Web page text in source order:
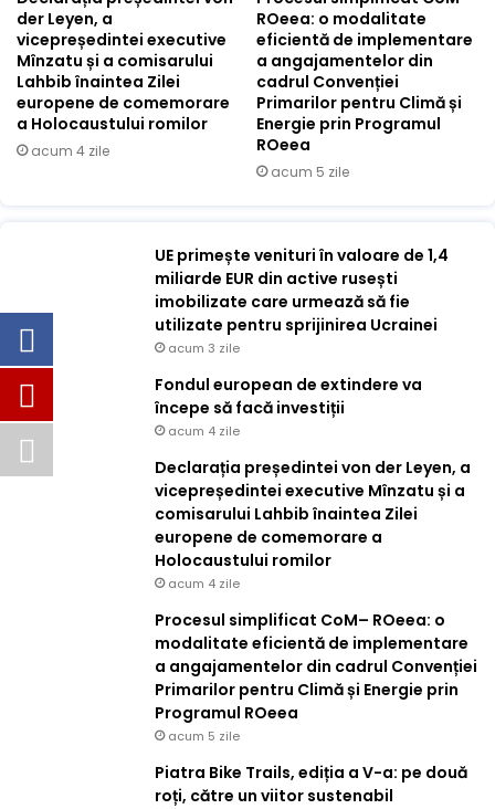
der Leyen, a
vicepreședintei executive
Mînzatu și a comisarului
Lahbib înaintea Zilei
europene de comemorare
a Holocaustului romilor
acum 4 zile
ROeea: o modalitate
eficientă de implementare
a angajamentelor din
cadrul Convenției
Primarilor pentru Climă și
Energie prin Programul
ROeea
acum 5 zile
UE primește venituri în valoare de 1,4
miliarde EUR din active rusești
imobilizate care urmează să fie
utilizate pentru sprijinirea Ucrainei
acum 3 zile
Fondul european de extindere va
începe să facă investiții
acum 4 zile
Declarația președintei von der Leyen, a
vicepreședintei executive Mînzatu și a
comisarului Lahbib înaintea Zilei
europene de comemorare a
Holocaustului romilor
acum 4 zile
Procesul simplificat CoM– ROeea: o
modalitate eficientă de implementare
a angajamentelor din cadrul Convenției
Primarilor pentru Climă și Energie prin
Programul ROeea
acum 5 zile
Piatra Bike Trails, ediția a V-a: pe două
roți, către un viitor sustenabil